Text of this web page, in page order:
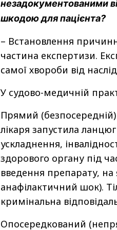
незадокументованими
шкодою для пацієнта?
– Встановлення
частина експертизи.
самої хвороби від
У судово-медичній
Прямий (безпосередній)
лікаря запустила
ускладнення,
здорового органу під
введення препарату, на
анафілактичний шок).
кримінальна
Опосередкований